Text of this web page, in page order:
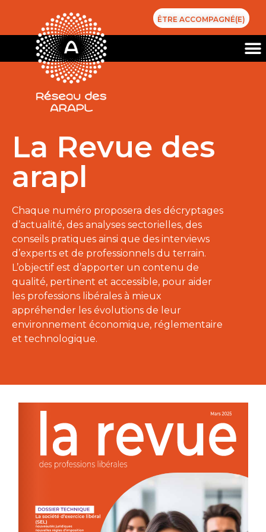
ÊTRE ACCOMPAGNÉ(E)
La Revue des
arapl
Chaque numéro proposera des décryptages
d’actualité, des analyses sectorielles, des
conseils pratiques ainsi que des interviews
d’experts et de professionnels du terrain.
L’objectif est d’apporter un contenu de
qualité, pertinent et accessible, pour aider
les professions libérales à mieux
appréhender les évolutions de leur
environnement économique, réglementaire
et technologique.